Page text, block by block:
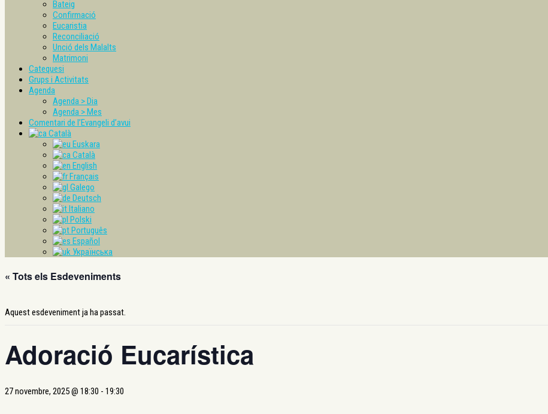
Bateig
Confirmació
Eucaristia
Reconciliació
Unció dels Malalts
Matrimoni
Catequesi
Grups i Activitats
Agenda
Agenda > Dia
Agenda > Mes
Comentari de l’Evangeli d’avui
Català
Euskara
Català
English
Français
Galego
Deutsch
Italiano
Polski
Português
Español
Українська
« Tots els Esdeveniments
Aquest esdeveniment ja ha passat.
Adoració Eucarística
27 novembre, 2025 @ 18:30 - 19:30